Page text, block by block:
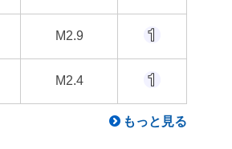
M2.9
M2.4
もっと見る